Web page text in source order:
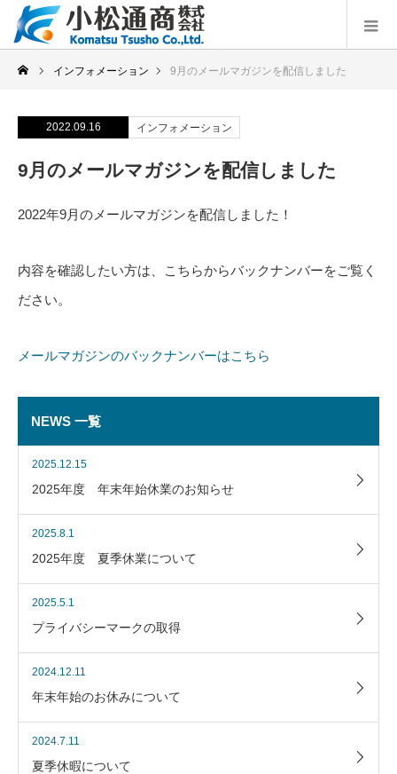
インフォメーション 9月のメールマガジンを配信しました
2022.09.16 インフォメーション
9月のメールマガジンを配信しました
2022年9月のメールマガジンを配信しました！
内容を確認したい方は、こちらからバックナンバーをご覧く
ださい。
メールマガジンのバックナンバーはこちら
NEWS 一覧
2025.12.15
2025年度 年末年始休業のお知らせ
2025.8.1
2025年度 夏季休業について
2025.5.1
プライバシーマークの取得
2024.12.11
年末年始のお休みについて
2024.7.11
夏季休暇について